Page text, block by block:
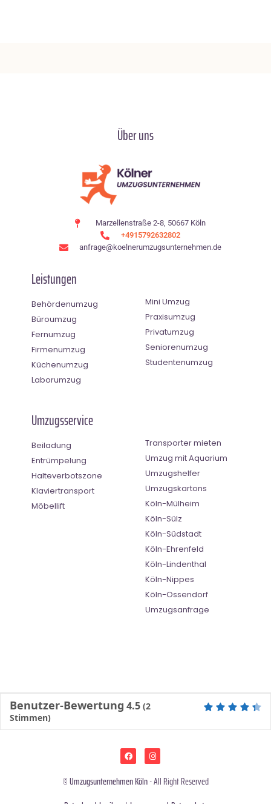
Über uns
Marzellenstraße 2-8, 50667 Köln
+4915792632802
anfrage@koelnerumzugsunternehmen.de
Leistungen
Behördenumzug
Büroumzug
Fernumzug
Firmenumzug
Küchenumzug
Laborumzug
Mini Umzug
Praxisumzug
Privatumzug
Seniorenumzug
Studentenumzug
Umzugsservice
Beiladung
Entrümpelung
Halteverbotszone
Klaviertransport
Möbellift
Transporter mieten
Umzug mit Aquarium
Umzugshelfer
Umzugskartons
Köln-Mülheim
Köln-Sülz
Köln-Südstadt
Köln-Ehrenfeld
Köln-Lindenthal
Köln-Nippes
Köln-Ossendorf
Umzugsanfrage
Benutzer-Bewertung 4.5 (2
Stimmen)
©Umzugsunternehmen Köln- All Right Reserved